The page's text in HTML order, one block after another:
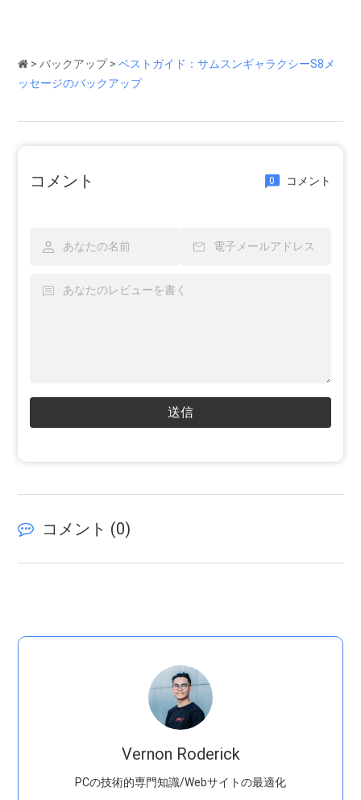
>バックアップ>ベストガイド：サムスンギャラクシーS8メ
ッセージのバックアップ
コメント 0 コメント
送信
コメント (0)
Vernon Roderick
PCの技術的専門知識/Webサイトの最適化